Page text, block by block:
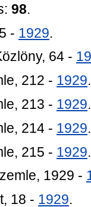
98.
- 1929.
64 -
212 - 1929.
213 - 1929.
214 - 1929.
215 - 1929.
1929 -
18 - 1929.